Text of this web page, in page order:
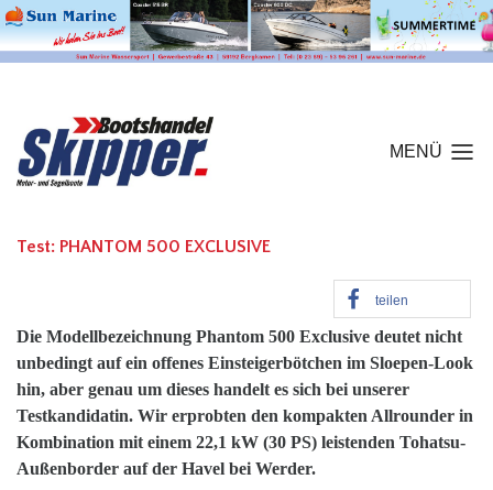
MENÜ
Test: PHANTOM 500 EXCLUSIVE
teilen
Die Modellbezeichnung Phantom 500 Exclusive deutet nicht
unbedingt auf ein offenes Einsteigerbötchen im Sloepen-Look
hin, aber genau um dieses handelt es sich bei unserer
Testkandidatin. Wir erprobten den kompakten Allrounder in
Kombination mit einem 22,1 kW (30 PS) leistenden Tohatsu-
Außenborder auf der Havel bei Werder.